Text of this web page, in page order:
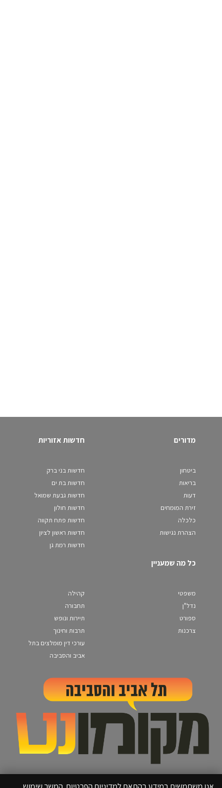
מדורים
ביטחון
בריאות
דעות
זירת המומחים
כלכלה
הצהרת נגישות
חדשות אזוריות
חדשות בני ברק
חדשות בת ים
חדשות גבעת שמואל
חדשות חולון
חדשות פתח תקווה
חדשות ראשון לציון
חדשות רמת גן
כל מה שמעניין
משפטי
נדל"ן
ספורט
צרכנות
קהילה
תחבורה
תיירות ונופש
תרבות וחינוך
עורכי דין מומלצים בתל
אביב והסביבה